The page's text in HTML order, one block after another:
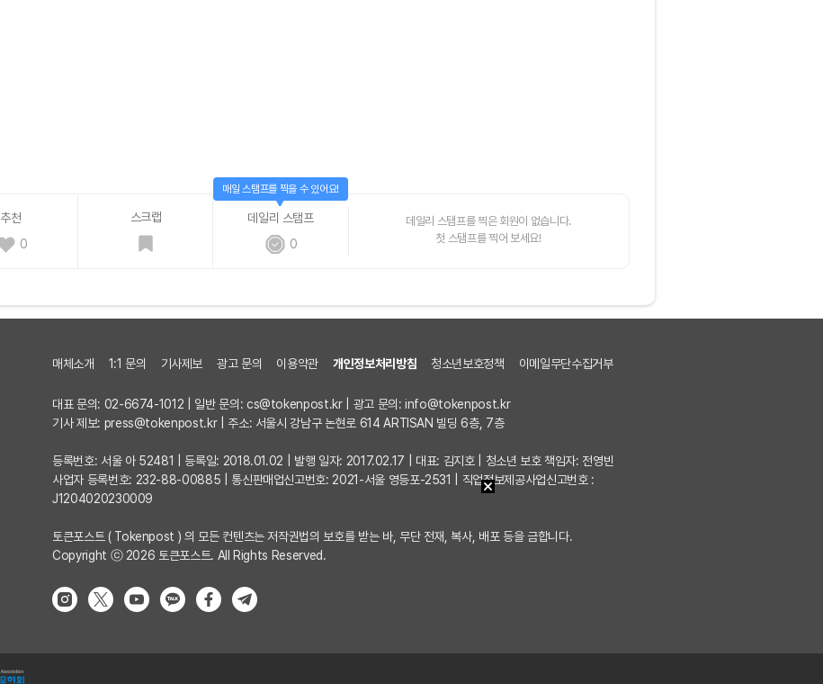
추천
0
스크랩
데일리 스탬프
0
매일 스탬프를 찍을 수 있어요!
데일리 스탬프를 찍은 회원이 없습니다.
첫 스탬프를 찍어 보세요!
매체소개 1:1 문의 기사제보 광고 문의 이용약관 개인정보처리방침 청소년보호정책 이메일무단수집거부
대표 문의: 02-6674-1012 | 일반 문의: cs@tokenpost.kr| 광고 문의:info@tokenpost.kr
기사 제보: press@tokenpost.kr| 주소: 서울시 강남구 논현로 614 ARTISAN 빌딩 6층, 7층
등록번호: 서울 아 52481 | 등록일: 2018.01.02 | 발행 일자: 2017.02.17 | 대표: 김지호 | 청소년 보호 책임자: 전영빈
사업자 등록번호: 232-88-00885 | 통신판매업신고번호: 2021-서울 영등포-2531 | 직업정보제공사업신고번호 :
J1204020230009
토큰포스트 ( Tokenpost ) 의 모든 컨텐츠는 저작권법의 보호를 받는 바, 무단 전재, 복사, 배포 등을 금합니다.
Copyright ⓒ 2026 토큰포스트. All Rights Reserved.